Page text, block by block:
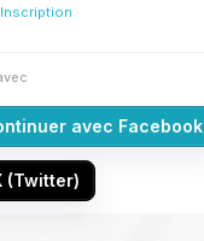
Inscription
avec Facebook
(Twitter)